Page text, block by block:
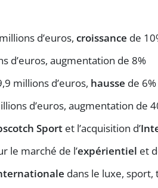
d’euros, croissance de
d’euros, augmentation de 8%
millions d’euros, hausse de 6%
d’euros, augmentation de
Sport et l’acquisition d’
le marché de l’expérientiel et
dans le luxe,